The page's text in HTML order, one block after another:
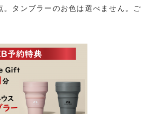
。タンブラーのお色は選べません。ご